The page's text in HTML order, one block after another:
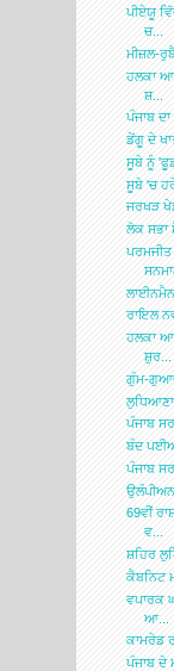
ਪੀਏਯੂ
ਚ...
ਮੀਜ਼ਲ-
ਹਲਕਾ
ਸ਼...
ਪੰਜਾਬ
ਡੇਂਗੂ ਦੇ
ਸੂਬੇ ਨੂੰ
ਸੂਬੇ 'ਚ
ਜਰਖੜ
ਲੋਕ ਸਭਾ
ਰਾਇਲ
ਹਲਕਾ
ਸ਼ੁਰ...
ਗੁੰਮ-ਗੁਆਚ
ਲੁਧਿਆਣਾ
ਪੰਜਾਬ
ਬੰਦ
ਪੰਜਾਬ
ਉਲੰਪੀਅਨ
69ਵੀਂ
ਵ...
ਸ਼ਹਿਰ
ਕੈਬਨਿਟ
ਵਪਾਰਕ
ਆ...
ਕਾਮਰੇਡ
ਪੰਜਾਬ ਦੇ